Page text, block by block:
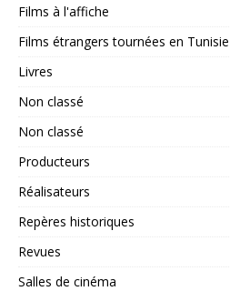
Films à l'affiche
Films étrangers tournées en Tunisie
Livres
Non classé
Non classé
Producteurs
Réalisateurs
Repères historiques
Revues
Salles de cinéma